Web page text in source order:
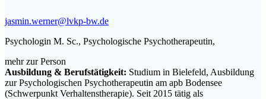
jasmin.werner@lvkp-bw.de
Psychologin M. Sc., Psychologische Psychotherapeutin,
mehr zur Person
Ausbildung & Berufstätigkeit: Studium in Bielefeld, Ausbildung
zur Psychologischen Psychotherapeutin am apb Bodensee
(Schwerpunkt Verhaltenstherapie). Seit 2015 tätig als